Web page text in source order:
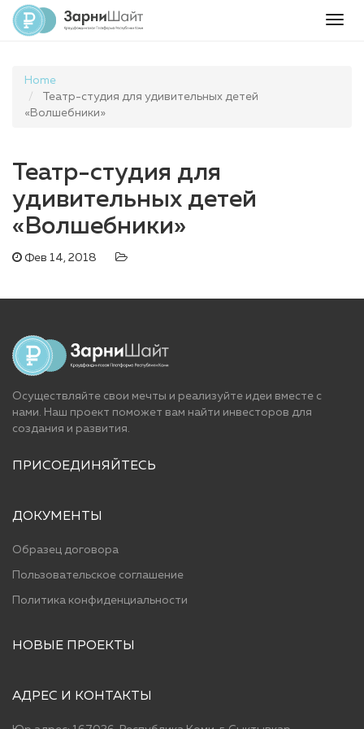
Home
Театр-студия для удивительных детей
«Волшебники»
Театр-студия для
удивительных детей
«Волшебники»
Фев 14, 2018
Осуществляйте свои мечты и реализуйте идеи вместе с
нами. Наш проект поможет вам найти инвесторов для
cоздания и развития.
ПРИСОЕДИНЯЙТЕСЬ
ДОКУМЕНТЫ
Образец договора
Пользовательское соглашение
Политика конфиденциальности
НОВЫЕ ПРОЕКТЫ
АДРЕС И КОНТАКТЫ